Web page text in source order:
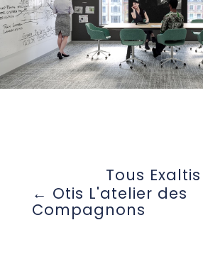
Tous
Otis L'atelier des
Compagnons